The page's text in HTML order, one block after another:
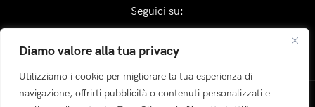
Diamo valore alla tua privacy
Utilizziamo i cookie per migliorare la tua esperienza di
navigazione, offrirti pubblicità o contenuti personalizzati e
Seguici su: